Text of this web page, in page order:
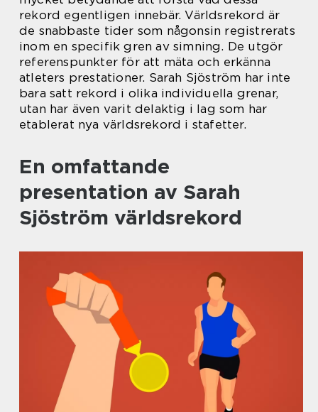
rekord egentligen innebär. Världsrekord är
de snabbaste tider som någonsin registrerats
inom en specifik gren av simning. De utgör
referenspunkter för att mäta och erkänna
atleters prestationer. Sarah Sjöström har inte
bara satt rekord i olika individuella grenar,
utan har även varit delaktig i lag som har
etablerat nya världsrekord i stafetter.
En omfattande
presentation av Sarah
Sjöström världsrekord